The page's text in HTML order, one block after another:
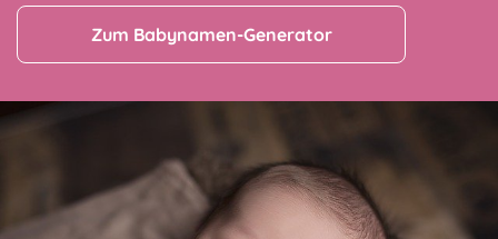
Zum Babynamen-Generator